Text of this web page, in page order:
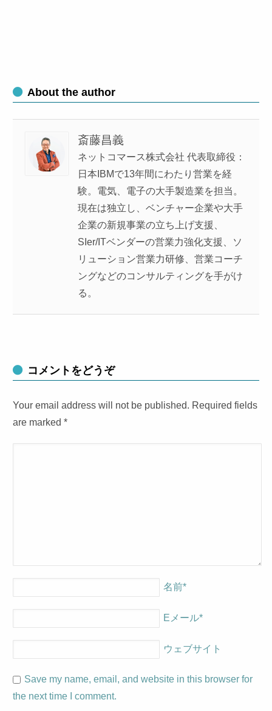
About the author
斎藤昌義
ネットコマース株式会社 代表取締役：
日本IBMで13年間にわたり営業を経
験。電気、電子の大手製造業を担当。
現在は独立し、ベンチャー企業や大手
企業の新規事業の立ち上げ支援、
SIer/ITベンダーの営業力強化支援、ソ
リューション営業力研修、営業コーチ
ングなどのコンサルティングを手がけ
る。
コメントをどうぞ
Your email address will not be published. Required fields
are marked*
名前*
Eメール*
ウェブサイト
Save my name, email, and website in this browser for
the next time I comment.